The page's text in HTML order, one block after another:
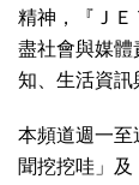
精神，『Ｊ
盡社會與媒
知、生活資訊
本頻道週一
聞挖挖哇」